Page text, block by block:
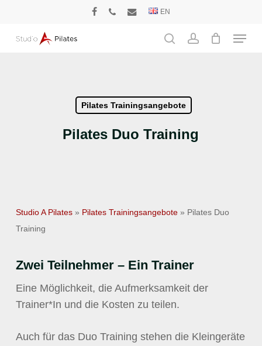
main
EN
Menu
Pilates Trainingsangebote
Pilates Duo Training
Studio A Pilates» Pilates Trainingsangebote» Pilates Duo
Training
Zwei Teilnehmer – Ein Trainer
Eine Möglichkeit, die Aufmerksamkeit der
Trainer*In und die Kosten zu teilen.
Auch für das Duo Training stehen die Kleingeräte